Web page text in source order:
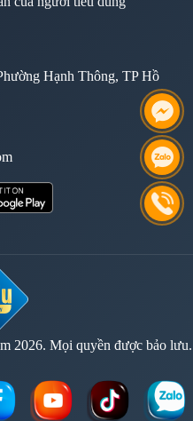
Hạnh Thông, TP Hồ
2026. Mọi quyền được bảo lưu.